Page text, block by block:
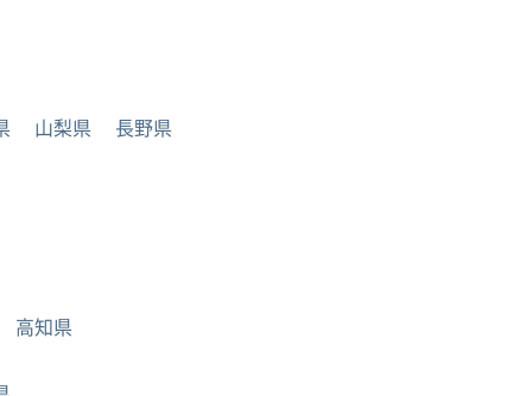
山梨県 長野県
高知県